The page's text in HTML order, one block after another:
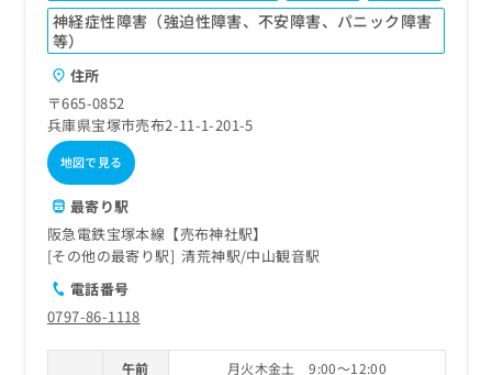
神経症性障害（強迫性障害、不安障害、パニック障害
等）
住所
〒665-0852
兵庫県宝塚市売布2-11-1-201-5
地図で見る
最寄り駅
阪急電鉄宝塚本線【売布神社駅】
その他の最寄り駅
清荒神駅 中山観音駅
電話番号
0797-86-1118
午前
月火木金土 9:00～12:00